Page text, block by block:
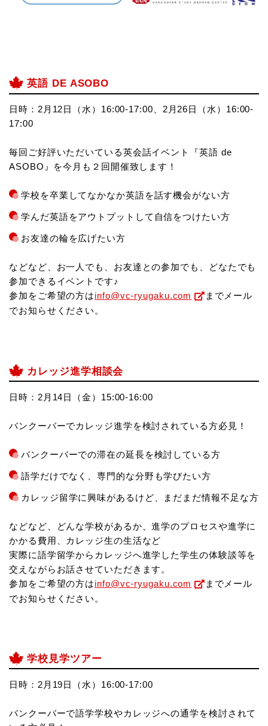
英語 DE ASOBO
日時：2月12日（水）16:00-17:00、2月26日（水）16:00-
17:00
毎回ご好評いただいている英会話イベント『英語 de
ASOBO』を今月も２回開催致します！
学校を卒業してなかなか英語を話す機会がない方
学んだ英語をアウトプットして自信をつけたい方
お友達の輪を広げたい方
などなど、お一人でも、お友達との参加でも、どなたでも
参加できるイベントです♪
参加をご希望の方はinfo@vc-ryugaku.com
までメール
でお知らせください。
カレッジ進学相談会
日時：2月14日（金）15:00-16:00
バンクーバーでカレッジ進学を検討されている方必見！
バンクーバーでの滞在の延長を検討している方
語学だけでなく、専門的な分野も学びたい方
カレッジ留学に興味があるけど、まだまだ情報不足な方
などなど、どんな学校があるか、進学のプロセスや進学に
かかる費用、カレッジ生の生活など
実際に語学留学からカレッジへ進学した学生の体験談等を
交えながらお話させていただきます。
参加をご希望の方はinfo@vc-ryugaku.com
までメール
でお知らせください。
学校見学ツアー
日時：2月19日（水）16:00-17:00
バンクーバーで語学学校やカレッジへの通学を検討されて